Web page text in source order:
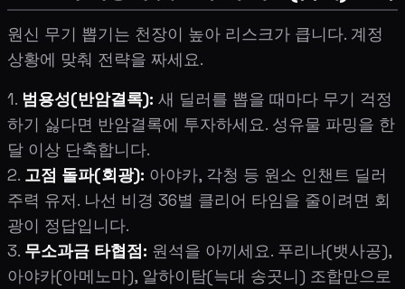
원신 무기 뽑기는 천장이 높아 리스크가 큽니다. 계정
상황에 맞춰 전략을 짜세요.
1. 범용성(반암결록): 새 딜러를 뽑을 때마다 무기 걱정
하기 싫다면 반암결록에 투자하세요. 성유물 파밍을 한
달 이상 단축합니다.
2. 고점 돌파(회광): 아야카, 각청 등 원소 인챈트 딜러
주력 유저. 나선 비경 36별 클리어 타임을 줄이려면 회
광이 정답입니다.
3. 무소과금 타협점: 원석을 아끼세요. 푸리나(뱃사공),
아야카(아메노마), 알하이탐(늑대 송곳니) 조합만으로